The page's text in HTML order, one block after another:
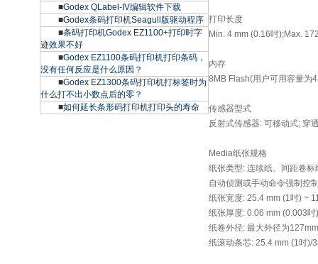
■Godex QLabel-IV编辑软件下载
■Godex条码打印机Seagull版驱动程序
■条码打印机Godex EZ1100+打印时字
迹效果不好
■Godex EZ1100条码打印机打印条码，
没有任何反应是什么原因？
■Godex EZ1300条码打印机打标签时为
什么打不出小数点后的零？
■如何延长条形码打印机打印头的寿命
打印长度
Min. 4 mm (0.16吋);Max.
内存
8MB Flash(用户可用容量为
传感器型式
反射式传感器: 可移动式; 穿
Media纸张规格
纸张类型: 连续纸、间距卷
自动侦测或手动命令强制控
纸张宽度: 25.4 mm (1吋) ~
纸张厚度: 0.06 mm (0.003
纸卷外径: 最大外径为
纸滚动条芯: 25.4 mm (1吋)/